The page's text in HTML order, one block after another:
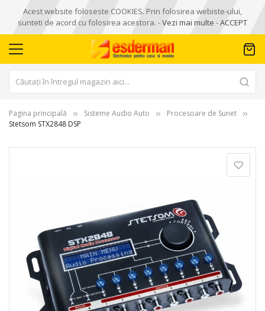
Acest website foloseste COOKIES. Prin folosirea webiste-ului,
sunteti de acord cu folosirea acestora. -Vezi mai multe -ACCEPT
Pagina principală Sisteme Audio Auto
Procesoare de Sunet
Stetsom STX2848 DSP